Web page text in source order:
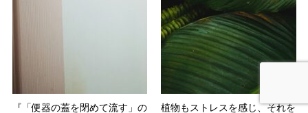
『「便器の蓋を閉めて流す」の 植物もストレスを感じ、それを